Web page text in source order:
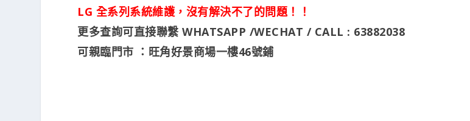
LG 全系列系統維護，沒有解決不了的問題！！
更多查詢可直接聯繫 WHATSAPP /WECHAT / CALL : 63882038
可親臨門市 ：旺角好景商場一樓46號鋪